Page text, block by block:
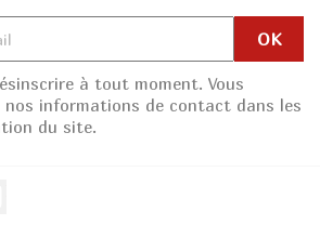
à tout moment. Vous
nos informations de contact dans les
du site.